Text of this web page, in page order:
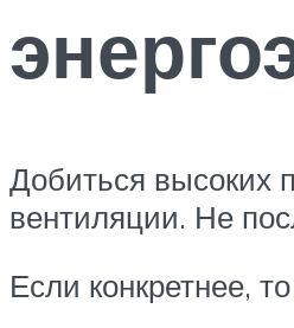
Добиться высоких
вентиляции. Не
Если конкретнее,